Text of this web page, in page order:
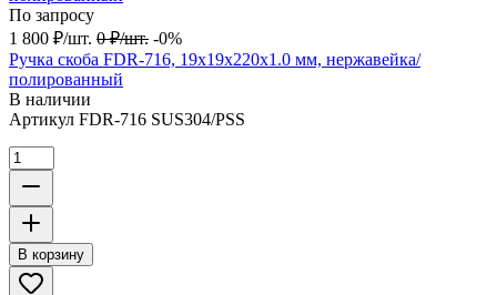
По запросу
1 800 ₽/шт. 0 ₽/шт. -0%
Ручка скоба FDR-716, 19х19х220х1.0 мм, нержавейка/
полированный
В наличии
Артикул FDR-716 SUS304/PSS
В корзину